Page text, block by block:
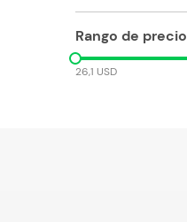
Rango de
26,1 USD